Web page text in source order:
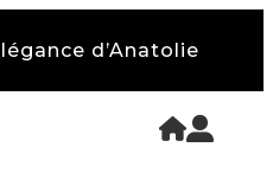
d’Anatolie